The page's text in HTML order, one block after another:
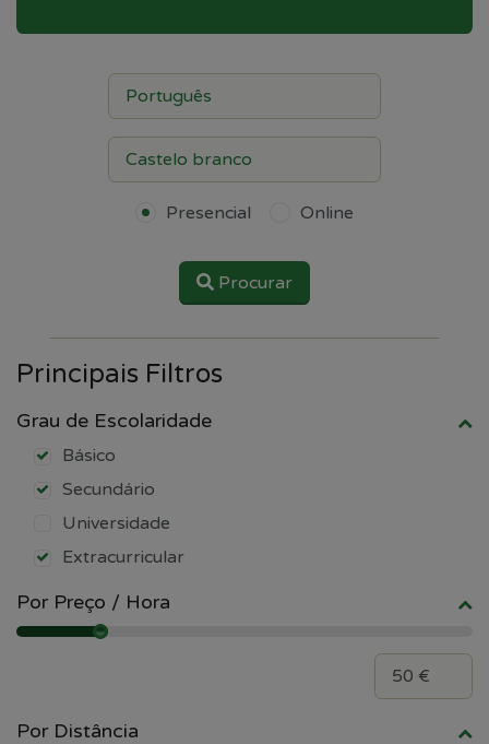
Presencial Online
Procurar
Principais Filtros
Grau de Escolaridade
Básico
Secundário
Universidade
Extracurricular
Por Preço / Hora
Por Distância